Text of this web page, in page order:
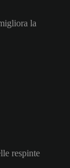
la
respinte